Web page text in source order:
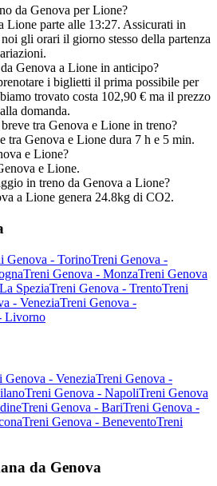
da Genova per Lione?
Lione parte alle 13:27. Assicurati in
gli orari il giorno stesso della partenza
Genova a Lione in anticipo?
i biglietti il prima possibile per
trovato costa 102,90 € ma il prezzo
domanda.
tra Genova e Lione in treno?
tra Genova e Lione dura 7 h e 5 min.
e Lione?
e Lione.
in treno da Genova a Lione?
a Lione genera 24.8kg di CO2.
Genova - TorinoTreni Genova -
Treni Genova - MonzaTreni Genova
SpeziaTreni Genova - TrentoTreni
- VeneziaTreni Genova -
Livorno
Genova - VeneziaTreni Genova -
Treni Genova - NapoliTreni Genova
Treni Genova - BariTreni Genova -
Treni Genova - BeneventoTreni
da Genova